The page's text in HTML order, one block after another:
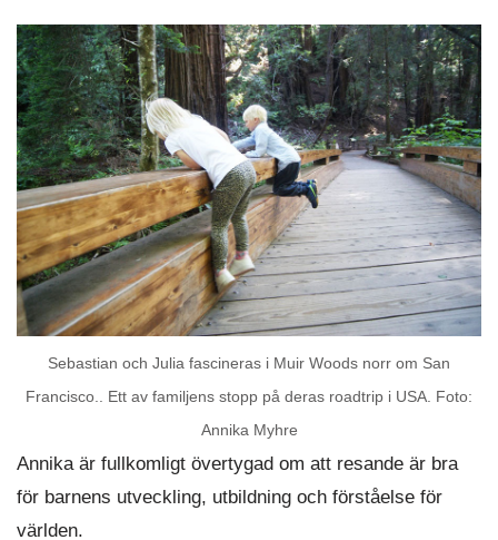
Sebastian och Julia fascineras i Muir Woods norr om San
Francisco.. Ett av familjens stopp på deras roadtrip i USA. Foto:
Annika Myhre
Annika är fullkomligt övertygad om att resande är bra
för barnens utveckling, utbildning och förståelse för
världen.